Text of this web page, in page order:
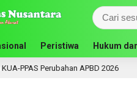
Peristiwa Hukum
2026 21 jam lalu Bupati